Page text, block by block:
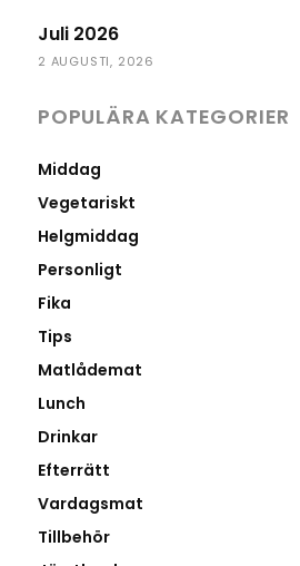
Juli 2026
2 AUGUSTI, 2026
POPULÄRA KATEGORIER
Middag
Vegetariskt
Helgmiddag
Personligt
Fika
Tips
Matlådemat
Lunch
Drinkar
Efterrätt
Vardagsmat
Tillbehör